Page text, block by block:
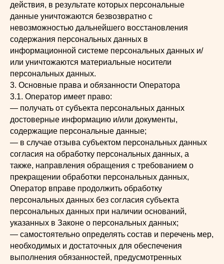
действия, в результате которых персональные
данные уничтожаются безвозвратно с
невозможностью дальнейшего восстановления
содержания персональных данных в
информационной системе персональных данных и/
или уничтожаются материальные носители
персональных данных.
3. Основные права и обязанности Оператора
3.1. Оператор имеет право:
— получать от субъекта персональных данных
достоверные информацию и/или документы,
содержащие персональные данные;
— в случае отзыва субъектом персональных данных
согласия на обработку персональных данных, а
также, направления обращения с требованием о
прекращении обработки персональных данных,
Оператор вправе продолжить обработку
персональных данных без согласия субъекта
персональных данных при наличии оснований,
указанных в Законе о персональных данных;
— самостоятельно определять состав и перечень мер,
необходимых и достаточных для обеспечения
выполнения обязанностей, предусмотренных